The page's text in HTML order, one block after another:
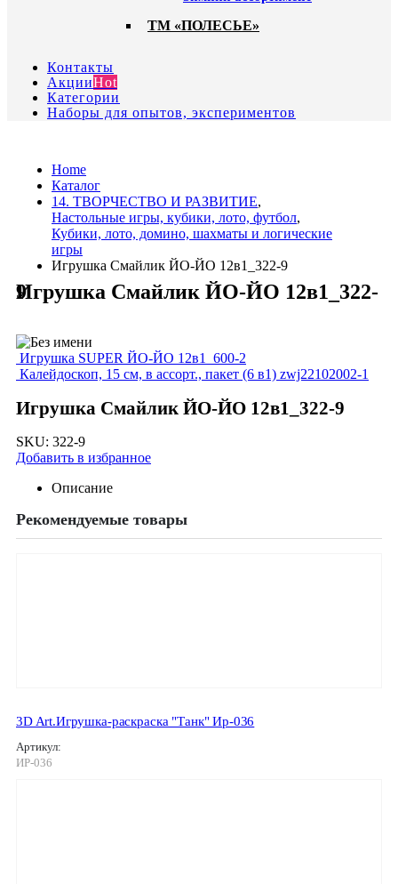
ТМ «ПОЛЕСЬЕ»
Контакты
АкцииHot
Категории
Наборы для опытов, экспериментов
Home
Каталог
14. ТВОРЧЕСТВО И РАЗВИТИЕ,
Настольные игры, кубики, лото, футбол,
Кубики, лото, домино, шахматы и логические
игры
Игрушка Смайлик ЙО-ЙО 12в1_322-9
Игрушка Смайлик ЙО-ЙО 12в1_322-9
Игрушка SUPER ЙО-ЙО 12в1_600-2
Калейдоскоп, 15 см, в ассорт., пакет (6 в1) zwj22102002-1
Игрушка Смайлик ЙО-ЙО 12в1_322-9
SKU: 322-9
Добавить в избранное
Описание
Рекомендуемые товары
3D Art.Игрушка-раскраска "Танк" Ир-036
Артикул:
ИР-036